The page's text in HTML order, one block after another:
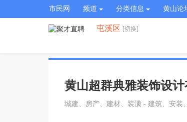
市民网 频道 分类信息 黄山论
屯溪区 [切换]
黄山超群典雅装饰设计
城建、房产、建材、装潢 - 建筑、安装